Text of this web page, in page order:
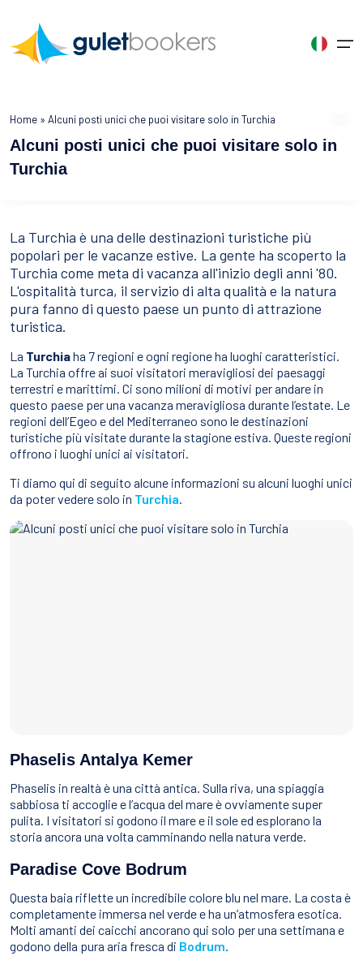
Chi Siamo
Pagina iniziale
Perché sceglierci
Collaborazione
Recensioni
Contattaci
Noleggio Caicco
Noleggio Caicco
Noleggio Caicco
Vacanze in Caicco
Crociera in Caicco
Caicchi per Interesse
Sport Acquatici
Cibo E Bevande
Come Prenotare
Termini e Condizioni
Stai Cercando un Caicco?
Crociera Blu
Destinazioni di Noleggio
Destinazioni di Noleggio
Turchia
Marmaris
Gocek
Fethiye
Tutte le destinazioni
Grecia
Grecia
Rhodes
Mykonos
Zakynthos
Tutte le destinazioni
Croacia
Croacia
Split
Sibenik
Zadar
Tutte le destinazioni
Gli Itinerari
Blog di GULETBOOKERS
Contattaci
Home » Alcuni posti unici che puoi visitare solo in Turchia
Alcuni posti unici che puoi visitare solo in
Turchia
La Turchia è una delle destinazioni turistiche più
popolari per le vacanze estive. La gente ha scoperto la
Turchia come meta di vacanza all'inizio degli anni '80.
L'ospitalità turca, il servizio di alta qualità e la natura
pura fanno di questo paese un punto di attrazione
turistica.
La Turchiaha 7 regioni e ogni regione ha luoghi caratteristici.
La Turchia offre ai suoi visitatori meravigliosi dei paesaggi
terrestri e marittimi. Ci sono milioni di motivi per andare in
questo paese per una vacanza meravigliosa durante l’estate. Le
regioni dell’Egeo e del Mediterraneo sono le destinazioni
turistiche più visitate durante la stagione estiva. Queste regioni
offrono i luoghi unici ai visitatori.
Ti diamo qui di seguito alcune informazioni su alcuni luoghi unici
da poter vedere solo in Turchia.
Phaselis Antalya Kemer
Phaselis in realtà è una città antica. Sulla riva, una spiaggia
sabbiosa ti accoglie e l’acqua del mare è ovviamente super
pulita. I visitatori si godono il mare e il sole ed esplorano la
storia ancora una volta camminando nella natura verde.
Paradise Cove Bodrum
Questa baia riflette un incredibile colore blu nel mare. La costa è
completamente immersa nel verde e ha un’atmosfera esotica.
Molti amanti dei caicchi ancorano qui solo per una settimana e
godono della pura aria fresca di Bodrum.
Scegliete la Vostra Lingua
Français
France
Germany
Deutsch
Spanish
Spain
Russia